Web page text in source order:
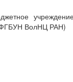
ВолНЦ РАН)